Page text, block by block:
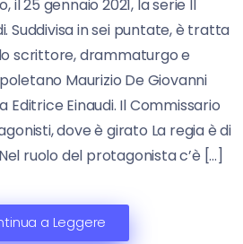
il 25 gennaio 2021, la serie Il
Suddivisa in sei puntate, è tratta
scrittore, drammaturgo e
Maurizio De Giovanni
Editrice Einaudi. Il Commissario
dove è girato La regia è di
ruolo del protagonista c’è […]
a Leggere